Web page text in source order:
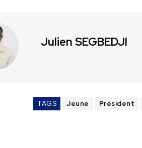
Julien SEGBEDJI
TAGS Jeune Président